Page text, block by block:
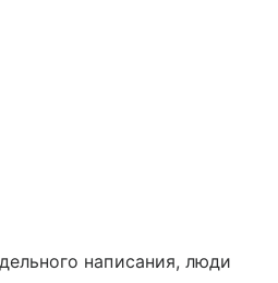
написания, люди